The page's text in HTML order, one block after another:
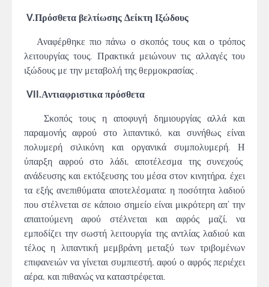
V.Πρόσθετα βελτίωσης Δείκτη Ιξώδους
Αναφέρθηκε πιο πάνω ο σκοπός τους και ο τρόπος
λειτουργίας τους. Πρακτικά μειώνουν τις αλλαγές του
ιξώδους με την μεταβολή της θερμοκρασίας .
VII.Αντιαφριστικα πρόσθετα
Σκοπός τους η αποφυγή δημιουργίας αλλά και
παραμονής αφρού στο λιπαντικό, και συνήθως είναι
πολυμερή σιλικόνη και οργανικά συμπολυμερή. Η
ύπαρξη αφρού στο λάδι, αποτέλεσμα της συνεχούς
ανάδευσης και εκτόξευσης του μέσα στον κινητήρα, έχει
τα εξής ανεπιθύματα αποτελέσματα: η ποσότητα λαδιού
που στέλνεται σε κάποιο σημείο είναι μικρότερη απ’ την
απαιτούμενη αφού στέλνεται και αφρός μαζί, να
εμποδίζει την σωστή λειτουργία της αντλίας λαδιού και
τέλος η λιπαντική μεμβράνη μεταξύ των τριβομένων
επιφανειών να γίνεται συμπιεστή, αφού ο αφρός περιέχει
αέρα, και πιθανώς να καταστρέφεται.